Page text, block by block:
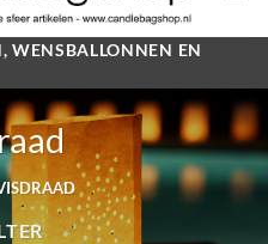
WENSBALLONNEN EN